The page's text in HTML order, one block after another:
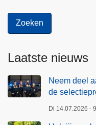
Laatste nieuws
Neem deel
de
Di 14.07.2026 -